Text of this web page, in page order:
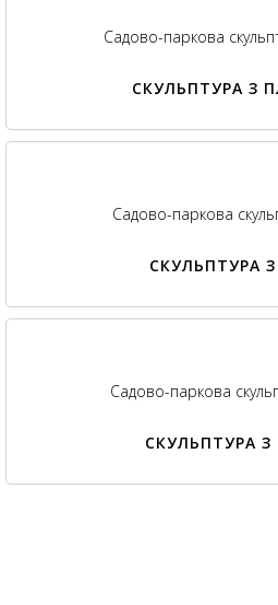
Садово-паркова
СКУЛЬПТУРА З
Садово-паркова
СКУЛЬПТУРА З
Садово-паркова
СКУЛЬПТУРА З